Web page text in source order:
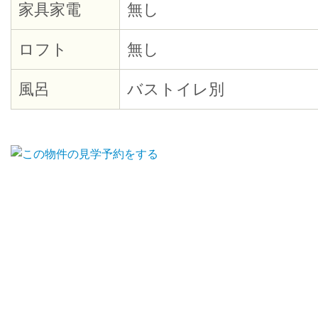
家具家電 無し
ロフト 無し
風呂 バストイレ別